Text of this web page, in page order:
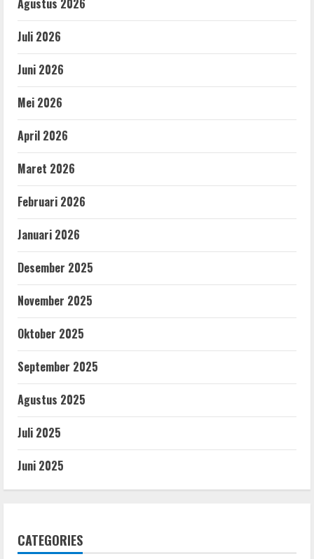
Agustus 2026
Juli 2026
Juni 2026
Mei 2026
April 2026
Maret 2026
Februari 2026
Januari 2026
Desember 2025
November 2025
Oktober 2025
September 2025
Agustus 2025
Juli 2025
Juni 2025
CATEGORIES